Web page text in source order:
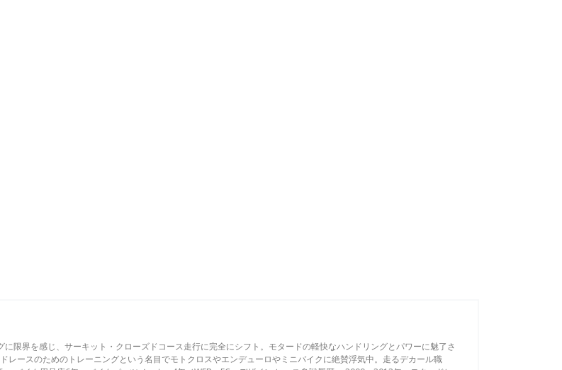
限界を感じ、サーキット・クローズドコース走行に完全にシフト。モタードの軽快なハンドリングとパワーに魅了さ
レースのためのトレーニングという名目でモトクロスやエンデューロやミニバイクに絶賛浮気中。走るデカール職